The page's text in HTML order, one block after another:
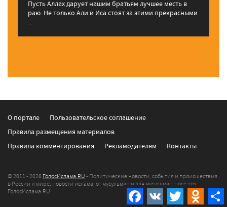
Пусть Аллах дарует нашим братьям лучшее месть в
раю. Не только Али и Иса стоят за этими прекрасными
...
Facebook
VK Twitter
О портале
Пользовательское соглашение
Правила размещения материалов
Правила комментирования
Рекламодателям Контакты
© 2011 - 2026 ГолосИслама.RU - Политические новости, события и происшествия
в России и мире, новости ислама, от мусульман и для мусульман – всё это
ГолосИслама.RU!